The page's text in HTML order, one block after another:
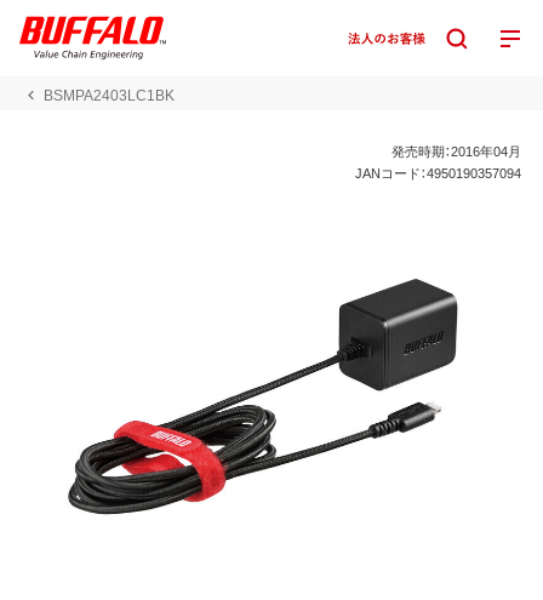
BSMPA2403LC1BK
発売時期：2016年04月
JANコード：4950190357094